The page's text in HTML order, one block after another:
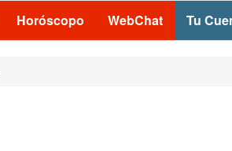
Horóscopo WebChat Tu